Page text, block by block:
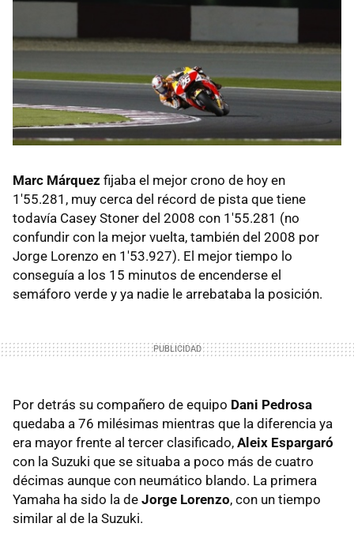
Marc Márquez fijaba el mejor crono de hoy en
1'55.281, muy cerca del récord de pista que tiene
todavía Casey Stoner del 2008 con 1'55.281 (no
confundir con la mejor vuelta, también del 2008 por
Jorge Lorenzo en 1'53.927). El mejor tiempo lo
conseguía a los 15 minutos de encenderse el
semáforo verde y ya nadie le arrebataba la posición.
Por detrás su compañero de equipo Dani Pedrosa
quedaba a 76 milésimas mientras que la diferencia ya
era mayor frente al tercer clasificado, Aleix Espargaró
con la Suzuki que se situaba a poco más de cuatro
décimas aunque con neumático blando. La primera
Yamaha ha sido la de Jorge Lorenzo, con un tiempo
similar al de la Suzuki.